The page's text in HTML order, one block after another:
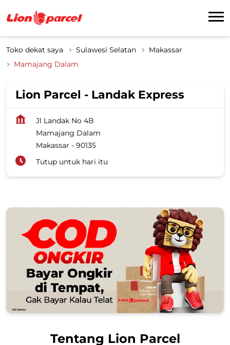
Toko dekat saya Sulawesi Selatan
Makassar
Mamajang Dalam
Lion Parcel - Landak Express
Jl Landak No 4B
Mamajang Dalam
Makassar - 90135
Tutup untuk hari itu
Tentang Lion Parcel